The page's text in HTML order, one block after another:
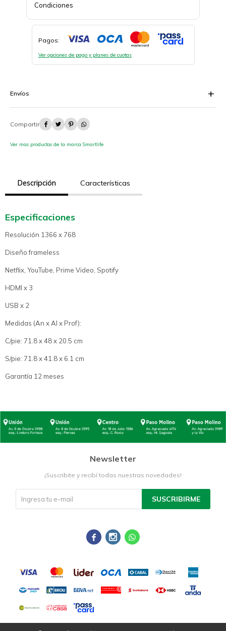
Condiciones
Pagos:
Ver opciones de pago y planes de cuotas
Envíos
   
Ver mas productos de la marca Smartlife
Descripción Características
Especificaciones
Resolución 1366 x 768
Diseño frameless
Netflix, YouTube, Prime Video, Spotify
HDMI x 3
USB x 2
Medidas (An x Al x Prof):
C/pie: 71.8 x 48 x 20.5 cm
S/pie: 71.8 x 41.8 x 6.1 cm
Garantía 12 meses
Newsletter
¡Suscribite y recibí todas nuestras novedades!
SUSCRIBIRME
  